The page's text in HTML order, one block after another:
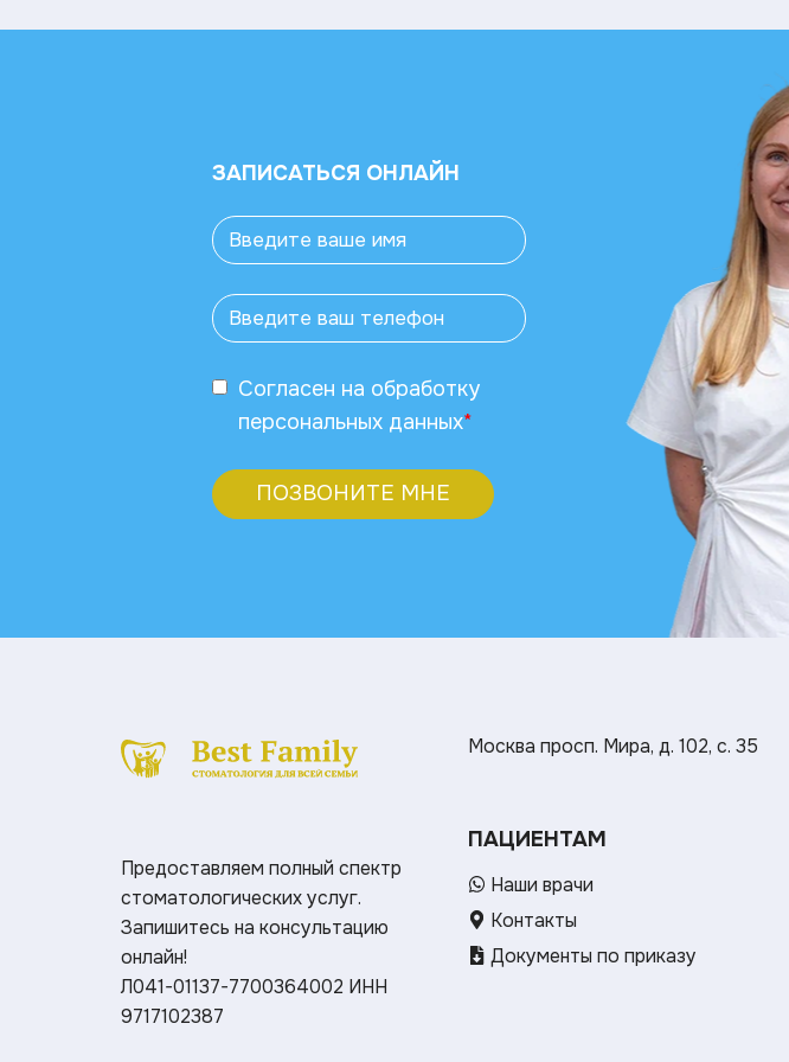
ЗАПИСАТЬСЯ ОНЛАЙН
Согласен на обработку
персональных данных*
ПОЗВОНИТЕ МНЕ
Предоставляем полный спектр
стоматологических услуг.
Запишитесь на консультацию
онлайн!
Л041-01137-7700364002 ИНН
9717102387
Москва просп. Мира, д. 102, с. 35
ПАЦИЕНТАМ
Наши врачи
Контакты
Документы по приказу